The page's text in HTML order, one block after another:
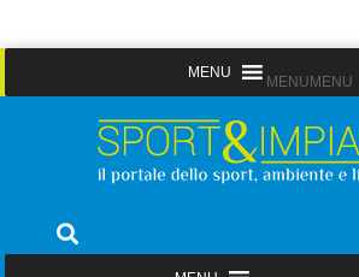
to
MENU MENU
Sport&Impianti